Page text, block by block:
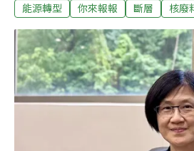
況、耐震設計依據與潛在補強工程
見解。下文呈現兩位教授的發表內
望能向大家儘量完整呈現兩位教授
電調查報告開始分析大家好，我今
個簡報。你們看到的簡報內容，全
報告，每一張圖、每一個章節，全
告，大家等一下也可以自己上網下
能源轉型 你來報報 斷層 核廢